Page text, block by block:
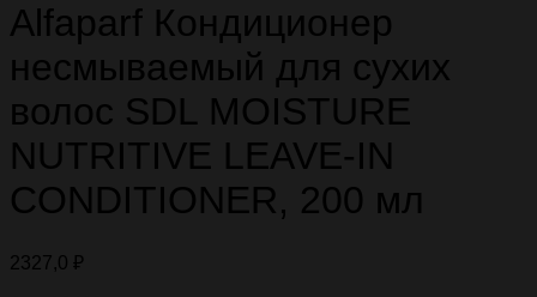
Alfaparf Кондиционер
несмываемый для сухих
волос SDL MOISTURE
NUTRITIVE LEAVE-IN
CONDITIONER, 200 мл
2327,0 ₽